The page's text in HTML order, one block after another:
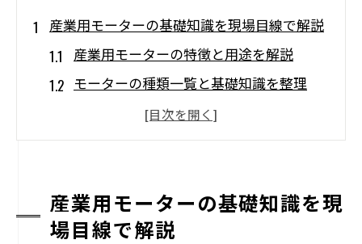
産業用モーターの基礎知識を現場目線で解説
産業用モーターの特徴と用途を解説
モーターの種類一覧と基礎知識を整理
現場で役立つ汎用モーターの選び方
産業用モーターとは何かをやさしく解説
ト
日本のモーターメーカーの基礎動向を紹
産業用モーターの基礎知識を現
場目線で解説